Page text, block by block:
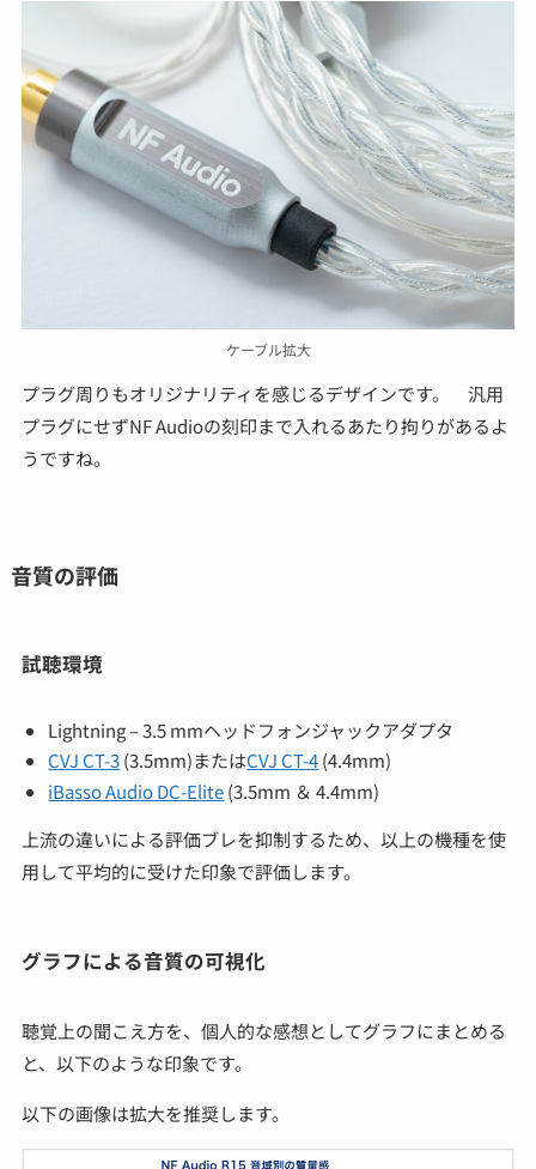
ケーブル拡大
プラグ周りもオリジナリティを感じるデザインです。 汎用
プラグにせずNF Audioの刻印まで入れるあたり拘りがあるよ
うですね。
音質の評価
試聴環境
Lightning – 3.5 mmヘッドフォンジャックアダプタ
CVJ CT-3(3.5mm)またはCVJ CT-4(4.4mm)
iBasso Audio DC-Elite(3.5mm ＆ 4.4mm)
上流の違いによる評価ブレを抑制するため、以上の機種を使
用して平均的に受けた印象で評価します。
グラフによる音質の可視化
聴覚上の聞こえ方を、個人的な感想としてグラフにまとめる
と、以下のような印象です。
以下の画像は拡大を推奨します。